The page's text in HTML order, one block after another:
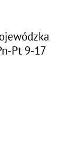
Pt 9-17